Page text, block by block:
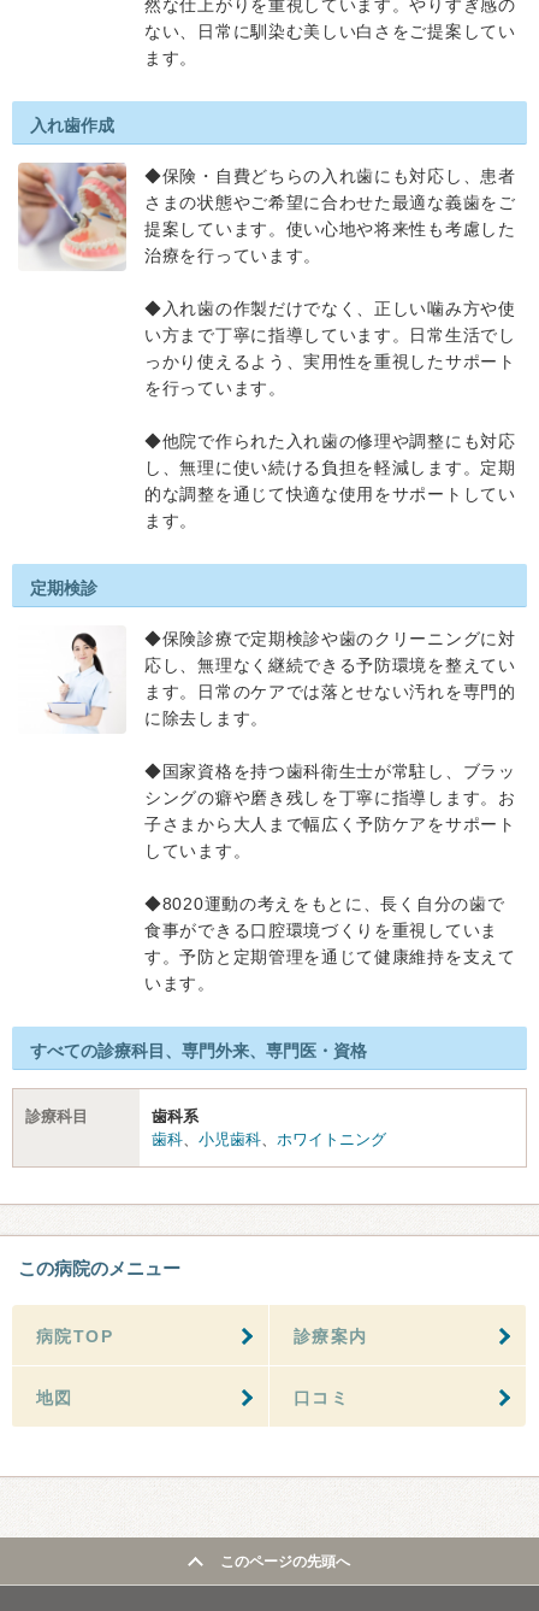
然な仕上がりを重視しています。やりすぎ感の
ない、日常に馴染む美しい白さをご提案してい
ます。
入れ歯作成
◆保険・自費どちらの入れ歯にも対応し、患者
さまの状態やご希望に合わせた最適な義歯をご
提案しています。使い心地や将来性も考慮した
治療を行っています。
◆入れ歯の作製だけでなく、正しい噛み方や使
い方まで丁寧に指導しています。日常生活でし
っかり使えるよう、実用性を重視したサポート
を行っています。
◆他院で作られた入れ歯の修理や調整にも対応
し、無理に使い続ける負担を軽減します。定期
的な調整を通じて快適な使用をサポートしてい
ます。
定期検診
◆保険診療で定期検診や歯のクリーニングに対
応し、無理なく継続できる予防環境を整えてい
ます。日常のケアでは落とせない汚れを専門的
に除去します。
◆国家資格を持つ歯科衛生士が常駐し、ブラッ
シングの癖や磨き残しを丁寧に指導します。お
子さまから大人まで幅広く予防ケアをサポート
しています。
◆8020運動の考えをもとに、長く自分の歯で
食事ができる口腔環境づくりを重視していま
す。予防と定期管理を通じて健康維持を支えて
います。
すべての診療科目、専門外来、専門医・資格
診療科目
歯科系
歯科、 小児歯科、 ホワイトニング
この病院のメニュー
病院TOP 診療案内
地図 口コミ
このページの先頭へ